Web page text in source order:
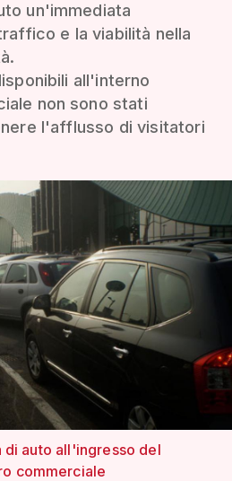
un'immediata
e la viabilità nella
all'interno
non sono stati
l'afflusso di visitatori
di auto all'ingresso del
commerciale